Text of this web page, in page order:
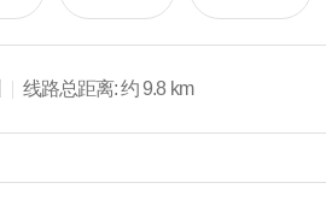
线路总距离: 约 9.8 km